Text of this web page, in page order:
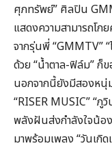
ศุภทรัพย์” ศิลปิน
แสดงความสามารถโ
จากรุ่นพี่ “GMMTV”
ด้วย “น้ำตาล-ฟิล์ม” ก็
นอกจากนี้ยังมีสองหนุ่
“RISER MUSIC” “ภู
พลังฝันส่งกำลังใจน้อ
มาพร้อมเพลง “วันเกิด